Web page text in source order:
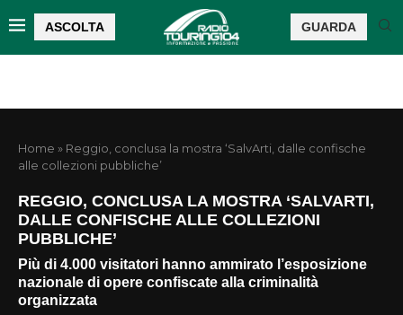
ASCOLTA GUARDA
Home » Reggio, conclusa la mostra ‘SalvArti, dalle confische
alle collezioni pubbliche’
REGGIO, CONCLUSA LA MOSTRA ‘SALVARTI,
DALLE CONFISCHE ALLE COLLEZIONI
PUBBLICHE’
Più di 4.000 visitatori hanno ammirato l’esposizione
nazionale di opere confiscate alla criminalità
organizzata